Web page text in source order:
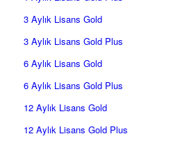
3 Aylık Lisans Gold
3 Aylık Lisans Gold Plus
6 Aylık Lisans Gold
6 Aylık Lisans Gold Plus
12 Aylık Lisans Gold
12 Aylık Lisans Gold Plus